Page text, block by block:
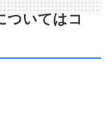
ついてはコ